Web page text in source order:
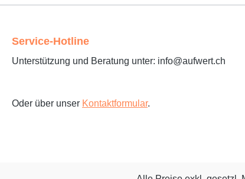
Service-Hotline
Unterstützung und Beratung unter: info@aufwert.ch
Oder über unser Kontaktformular.